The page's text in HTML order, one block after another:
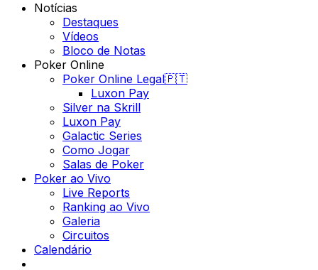
Notícias
Destaques
Vídeos
Bloco de Notas
Poker Online
Poker Online Legal🇵🇹
Luxon Pay
Silver na Skrill
Luxon Pay
Galactic Series
Como Jogar
Salas de Poker
Poker ao Vivo
Live Reports
Ranking ao Vivo
Galeria
Circuitos
Calendário